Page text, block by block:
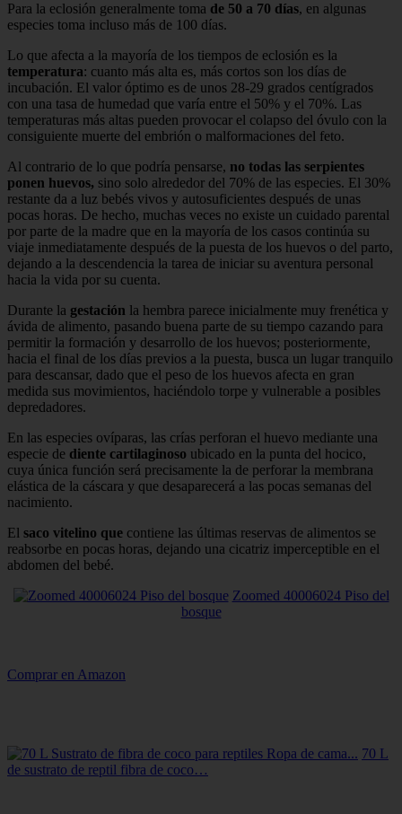
Para la eclosión generalmente toma de 50 a 70 días, en algunas
especies toma incluso más de 100 días.
Lo que afecta a la mayoría de los tiempos de eclosión es la
temperatura: cuanto más alta es, más cortos son los días de
incubación. El valor óptimo es de unos 28-29 grados centígrados
con una tasa de humedad que varía entre el 50% y el 70%. Las
temperaturas más altas pueden provocar el colapso del óvulo con la
consiguiente muerte del embrión o malformaciones del feto.
Al contrario de lo que podría pensarse, no todas las serpientes
ponen huevos, sino solo alrededor del 70% de las especies. El 30%
restante da a luz bebés vivos y autosuficientes después de unas
pocas horas. De hecho, muchas veces no existe un cuidado parental
por parte de la madre que en la mayoría de los casos continúa su
viaje inmediatamente después de la puesta de los huevos o del parto,
dejando a la descendencia la tarea de iniciar su aventura personal
hacia la vida por su cuenta.
Durante la gestación la hembra parece inicialmente muy frenética y
ávida de alimento, pasando buena parte de su tiempo cazando para
permitir la formación y desarrollo de los huevos; posteriormente,
hacia el final de los días previos a la puesta, busca un lugar tranquilo
para descansar, dado que el peso de los huevos afecta en gran
medida sus movimientos, haciéndolo torpe y vulnerable a posibles
depredadores.
En las especies ovíparas, las crías perforan el huevo mediante una
especie de diente cartilaginoso ubicado en la punta del hocico,
cuya única función será precisamente la de perforar la membrana
elástica de la cáscara y que desaparecerá a las pocas semanas del
nacimiento.
El saco vitelino que contiene las últimas reservas de alimentos se
reabsorbe en pocas horas, dejando una cicatriz imperceptible en el
abdomen del bebé.
Zoomed 40006024 Piso del
bosque
Comprar en Amazon
70 L
de sustrato de reptil fibra de coco…